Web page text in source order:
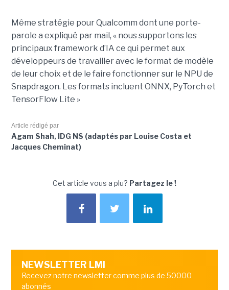
Même stratégie pour Qualcomm dont une porte-
parole a expliqué par mail, « nous supportons les
principaux framework d’IA ce qui permet aux
développeurs de travailler avec le format de modèle
de leur choix et de le faire fonctionner sur le NPU de
Snapdragon. Les formats incluent ONNX, PyTorch et
TensorFlow Lite »
Article rédigé par
Agam Shah, IDG NS (adaptés par Louise Costa et
Jacques Cheminat)
Cet article vous a plu? Partagez le !
NEWSLETTER LMI
Recevez notre newsletter comme plus de 50000
abonnés